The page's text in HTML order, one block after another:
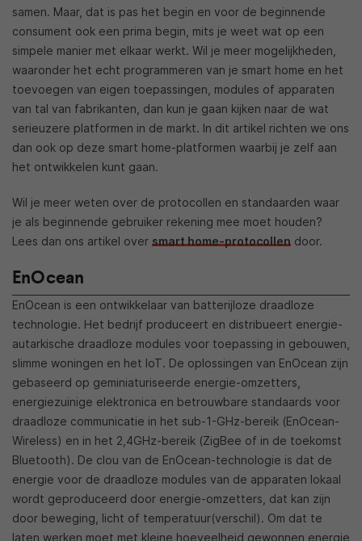
samen. Maar, dat is pas het begin en voor de beginnende
consument ook een prima begin, mits je weet wat op een
simpele manier met elkaar werkt. Wil je meer mogelijkheden,
waaronder het echt programmeren van je smart home en het
toevoegen van eigen toepassingen, modules of apparaten
van tal van fabrikanten, dan kun je gaan kijken naar de wat
serieuzere platformen in de markt. In dit artikel richten we ons
dan ook op deze smart home-platformen waarbij je zelf aan
het ontwikkelen kunt gaan.
Wil je meer weten over de protocollen en standaarden waar
je als beginnende gebruiker rekening mee moet houden?
Lees dan ons artikel over smart home-protocollen door.
EnOcean
EnOcean is een ontwikkelaar van batterijloze draadloze
technologie. Het bedrijf produceert en distribueert energie-
autarkische draadloze modules voor toepassing in gebouwen,
slimme woningen en het IoT. De oplossingen van EnOcean zijn
gebaseerd op geminiaturiseerde energie-omzetters,
energiezuinige elektronica en betrouwbare standaards voor
draadloze communicatie in het sub-1-GHz-bereik (EnOcean-
Wireless) en in het 2,4GHz-bereik (ZigBee of in de toekomst
Bluetooth). De clou van de EnOcean-technologie is dat de
energie voor de draadloze modules van de apparaten lokaal
wordt geproduceerd door energie-omzetters, dat kan zijn
door beweging, licht of temperatuur(verschil). Om dat te
laten werken moet met kleine hoeveelheid gewonnen energie